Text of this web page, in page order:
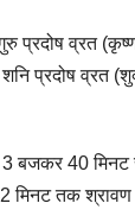
प्रदोष व्रत
प्रदोष व्रत
3 बजकर 40
मिनट तक श्रावण